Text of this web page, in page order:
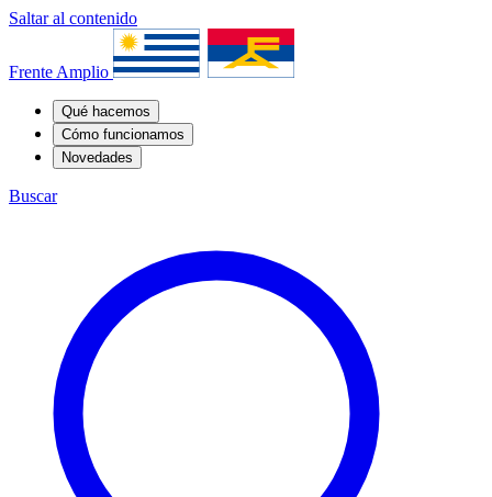
Saltar al contenido
Frente Amplio
Qué hacemos
Cómo funcionamos
Novedades
Buscar